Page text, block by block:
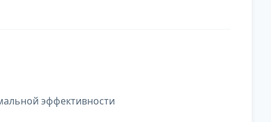
эффективности